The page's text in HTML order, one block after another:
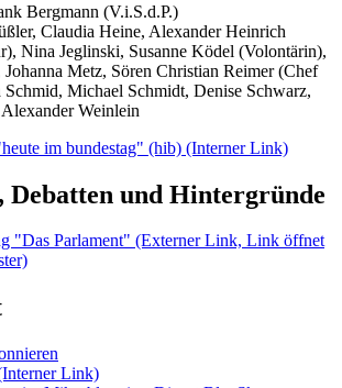
Bergmann (V.i.S.d.P.)
Claudia Heine, Alexander Heinrich
Nina Jeglinski, Susanne Ködel (Volontärin),
Metz, Sören Christian Reimer (Chef
Michael Schmidt, Denise Schwarz,
Weinlein
im bundestag" (hib) (Interner Link)
Debatten und Hintergründe
"Das Parlament" (Externer Link, Link öffnet
Link)